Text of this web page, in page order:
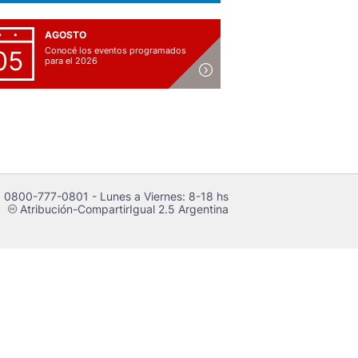
AGOSTO
Conocé los eventos programados
para el 2026
0800-777-0801 - Lunes a Viernes: 8-18 hs
cAtribución-CompartirIgual 2.5 Argentina